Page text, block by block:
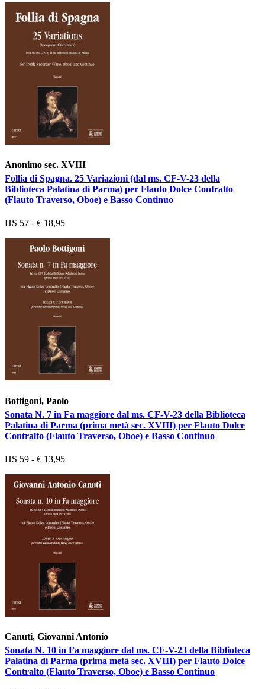
Anonimo sec. XVIII
Follia di Spagna. 25 Variazioni (dal ms. CF-V-23 della
Biblioteca Palatina di Parma) per Flauto Dolce Contralto
(Flauto Traverso, Oboe) e Basso Continuo
HS 57 - € 18,95
Bottigoni, Paolo
Sonata N. 7 in Fa maggiore dal ms. CF-V-23 della Biblioteca
Palatina di Parma (prima metà sec. XVIII) per Flauto Dolce
Contralto (Flauto Traverso, Oboe) e Basso Continuo
HS 59 - € 13,95
Canuti, Giovanni Antonio
Sonata N. 10 in Fa maggiore dal ms. CF-V-23 della Biblioteca
Palatina di Parma (prima metà sec. XVIII) per Flauto Dolce
Contralto (Flauto Traverso, Oboe) e Basso Continuo